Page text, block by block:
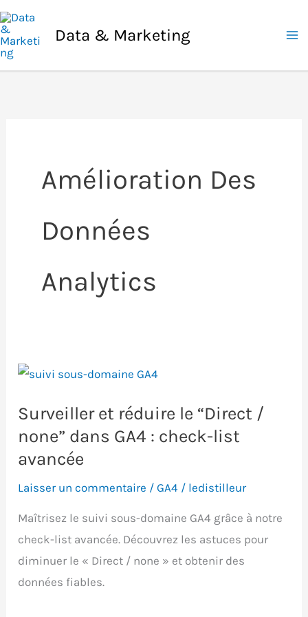
Aller
au
contenu
Data & Marketing
Amélioration Des
Données
Analytics
Surveiller et réduire le “Direct /
none” dans GA4 : check-list
avancée
Laisser un commentaire /GA4 / ledistilleur
Maîtrisez le suivi sous-domaine GA4 grâce à notre
check-list avancée. Découvrez les astuces pour
diminuer le « Direct / none » et obtenir des
données fiables.